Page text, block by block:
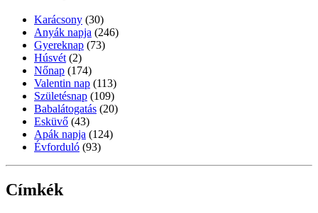
Karácsony (30)
Anyák napja (246)
Gyereknap (73)
Húsvét (2)
Nőnap (174)
Valentin nap (113)
Születésnap (109)
Babalátogatás (20)
Esküvő (43)
Apák napja (124)
Évforduló (93)
Címkék